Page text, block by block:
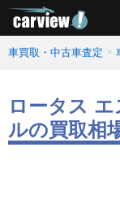
車買取・中古車査定
ロータス
ルの買取相